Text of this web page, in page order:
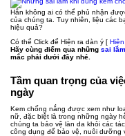
Hẳn không ai có thể phủ nhận
của chúng ta. Tuy nhiên, liệu các
hiệu quả?
Có thể Click để Hiện ra dàn ý [ Hiện
Hãy cùng điểm qua những sai
mắc phải dưới đây nhé.
Tầm quan trọng của
ngày
Kem chống nắng được xem như
nữ, đặc biệt là trong những ngày
chúng ta bảo vệ làn da khỏi các
công dụng để bảo vệ, nuôi dưỡng